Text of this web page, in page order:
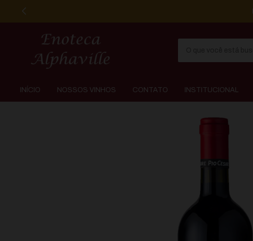
INÍCIO NOSSOS VINHOS CONTATO INSTITUCIONAL